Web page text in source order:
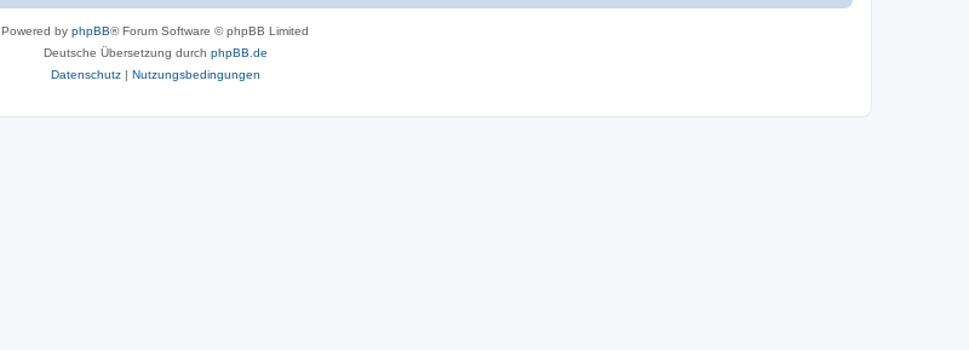
Powered by phpBB® Forum Software © phpBB Limited
Deutsche Übersetzung durch phpBB.de
Datenschutz| Nutzungsbedingungen